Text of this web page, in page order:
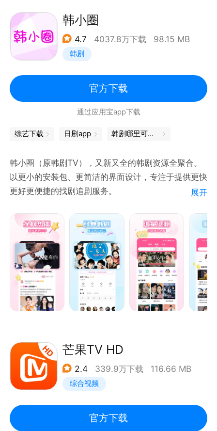
叶》《桃花马上请长缨》《丐世龙婿》《结婚当天我成
了豪门继承人》《女婿回乡》《闪婚小孕妻》《神尊归
位》《龙升》《外卖老爹竟是满级大佬》《大夏傻神》
《练气至尊》等
【西瓜放映厅 你的专属私人影院】
足不出户看大片，打造你的私人家庭影院！
《涉过愤怒的海》《夺宝奇兵5》《疯狂元素城》《速
度与激情10》《银河护卫队3》《满江红》《阿凡达：
4K超高清更精彩。
【在这里 看见不一样的烟火】
你可以跟着@渔人阿烽去海边开盲盒，也可以跟着@洛
桑和小志玛去雪山摘草药，还可以跟着@一朵北漂看看
北漂家族如何把生活过的火热，更多不一样的烟火生活
等你来发现！
【西瓜直播 带你足不出户看世界】
花样美食、游戏大神、趣味旅行、乡野生活，大千世界
精彩目不暇接，快跟着主播们一起去看世界吧！
把课堂搬进博物馆的@水星逛博物馆，为全村老人拍照
的@小白的奇幻旅行等超多创作人在西瓜等你，成为西
瓜视频创作人，让更多人感受生活的温度，共享视频世
*数据来源：QuestMobile
韩小圈
4.7 4037.8万下载 98.15 MB
韩剧
官方下载
通过应用宝app下载
综艺下载 日剧app 韩剧哪里可以看
韩小圈（原韩剧TV），又新又全的韩剧资源全聚合。
以更小的安装包、更简洁的界面设计，专注于提供更快
更好更便捷的找剧追剧服务。
【精彩内容 等你来看】
《与恶魔有约》霸道女总裁金裕贞x恶魔保镖宋江，超
高颜值组合上演先婚后爱~
《国民死刑投票》全民投票决定嫌疑人的生死，你会怎
么选择？
《我叫金三顺》霸道总裁爱上我，经典玛丽苏古早韩
剧。
【海量资源 告别剧荒】韩剧、韩综、韩影应有尽有，
口碑好剧随心选择，做你专属的追剧大本营！
【高清播放 及时更新】高清画质清晰舔屏，更新迅速
【轻松追剧 丝滑流畅】操作方便快捷，浏览更省流
展开
芒果TV HD
2.4 339.9万下载 116.66 MB
综合视频
官方下载